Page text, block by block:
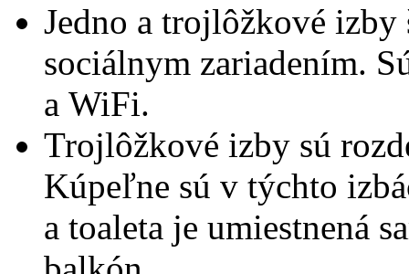
Jedno a trojlôžkové izby
sociálnym zariadením.
a WiFi.
Trojlôžkové izby sú
Kúpeľne sú v týchto
a toaleta je umiestnená